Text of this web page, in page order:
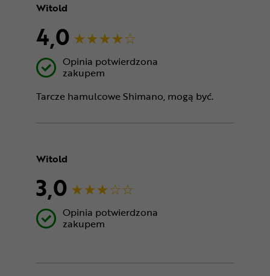
Witold
4,0
Opinia potwierdzona
zakupem
Tarcze hamulcowe Shimano, mogą być.
Witold
3,0
Opinia potwierdzona
zakupem